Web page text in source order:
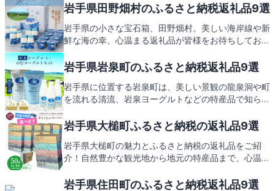
しても大変人気があります。次に、西和賀町からの心
ください。
岩手県田野畑村のふるさと納税返礼品9選
岩手県の小さな宝石箱、田野畑村。美しい海岸線や新
鮮な海の幸、心温まる返礼品が皆様をお待ちしており
ますので、どうぞご期待ください。
岩手県岩泉町のふるさと納税返礼品9選
岩手県に位置する岩泉町は、美しい景観の龍泉洞や町
を流れる清流、岩泉ヨーグルトなどの特産品で知られ
品をご紹介しますので、どうぞお楽しみに。
岩手県大槌町ふるさと納税の返礼品9選
岩手県大槌町の魅力とふるさと納税の返礼品をご紹
介！自然豊かな観光地から地元の特産品まで、心温ま
岩手県住田町のふるさと納税返礼品9選